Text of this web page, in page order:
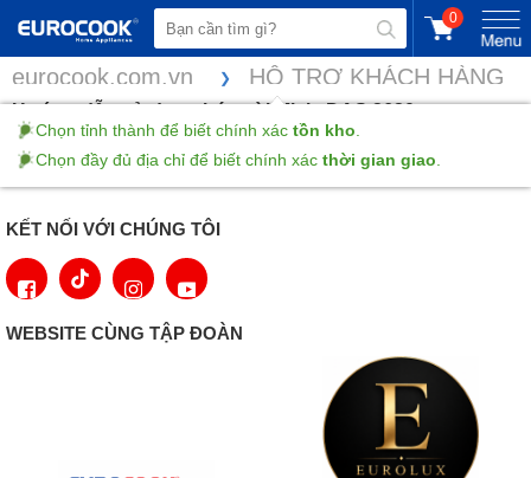
0
Chọn tỉnh thành để biết chính xác tồn kho
Chọn đầy đủ địa chỉ để biết chính xác thời gian giao
eurocook.com.vn HỖ TRỢ KHÁCH HÀNG
Hướng dẫn sử dụng hút mùi Miele DAS 2620
Xem và tải HDSDtại đây
KẾT NỐI VỚI CHÚNG TÔI
WEBSITE CÙNG TẬP ĐOÀN